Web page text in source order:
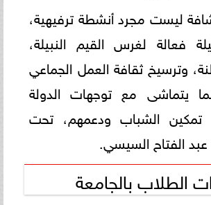
ليست مجرد أنشطة ترفيهية،
فعالة لغرس القيم النبيلة،
وترسيخ ثقافة العمل الجماعي
يتماشى مع توجهات الدولة
تمكين الشباب ودعمهم، تحت
عبد الفتاح السيسي.
الطلاب بالجامعة